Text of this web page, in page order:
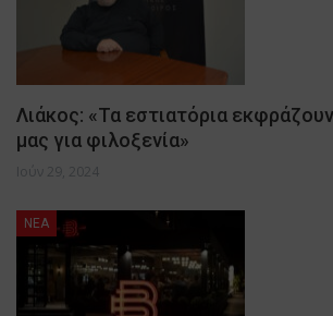
Λιάκος: «Τα εστιατόρια
μας για φιλοξενία»
Ιούν 29, 2024
NEA